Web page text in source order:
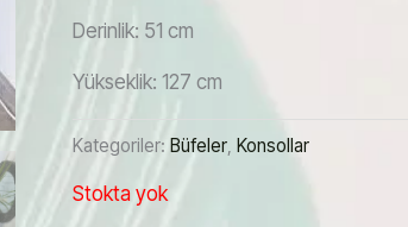
Derinlik: 51 cm
Yükseklik: 127 cm
Kategoriler:Büfeler,Konsollar
Stokta yok